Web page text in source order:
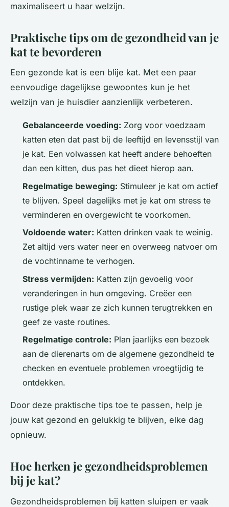
maximaliseert u haar welzijn.
Praktische tips om de gezondheid van je
kat te bevorderen
Een gezonde kat is een blije kat. Met een paar
eenvoudige dagelijkse gewoontes kun je het
welzijn van je huisdier aanzienlijk verbeteren.
Gebalanceerde voeding: Zorg voor voedzaam
katten eten dat past bij de leeftijd en levensstijl van
je kat. Een volwassen kat heeft andere behoeften
dan een kitten, dus pas het dieet hierop aan.
Regelmatige beweging: Stimuleer je kat om actief
te blijven. Speel dagelijks met je kat om stress te
verminderen en overgewicht te voorkomen.
Voldoende water: Katten drinken vaak te weinig.
Zet altijd vers water neer en overweeg natvoer om
de vochtinname te verhogen.
Stress vermijden: Katten zijn gevoelig voor
veranderingen in hun omgeving. Creëer een
rustige plek waar ze zich kunnen terugtrekken en
geef ze vaste routines.
Regelmatige controle: Plan jaarlijks een bezoek
aan de dierenarts om de algemene gezondheid te
checken en eventuele problemen vroegtijdig te
ontdekken.
Door deze praktische tips toe te passen, help je
jouw kat gezond en gelukkig te blijven, elke dag
opnieuw.
Hoe herken je gezondheidsproblemen
bij je kat?
Gezondheidsproblemen bij katten sluipen er vaak